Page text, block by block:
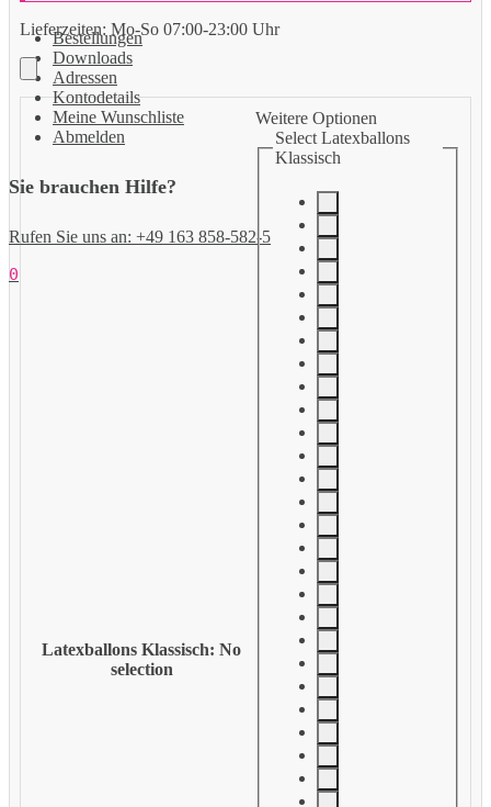
Bestellungen
Downloads
Adressen
Kontodetails
Meine Wunschliste
Abmelden
Sie brauchen Hilfe?
Rufen Sie uns an: +49 163 858-582-5
0
Lieferzeiten: Mo-So 07:00-23:00 Uhr
Latexballons Klassisch: No
selection
Weitere Optionen
Select Latexballons
Klassisch